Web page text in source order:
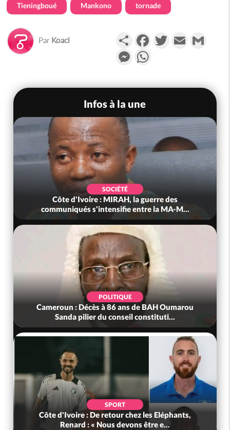
Tieningboué Mankono tornade
Par Koaci PartagerFacebookTwitterEmail
Messenger
Infos à la une
SOCIÉTÉ
Côte d'Ivoire : MIRAH, la guerre des
communiqués s'intensifie entre la MA-M...
POLITIQUE
Cameroun : Décès à 86 ans de BAH Oumarou
Sanda pilier du conseil constituti...
SPORT
Côte d'Ivoire : De retour chez les Eléphants,
Renard : « Nous devons être e...